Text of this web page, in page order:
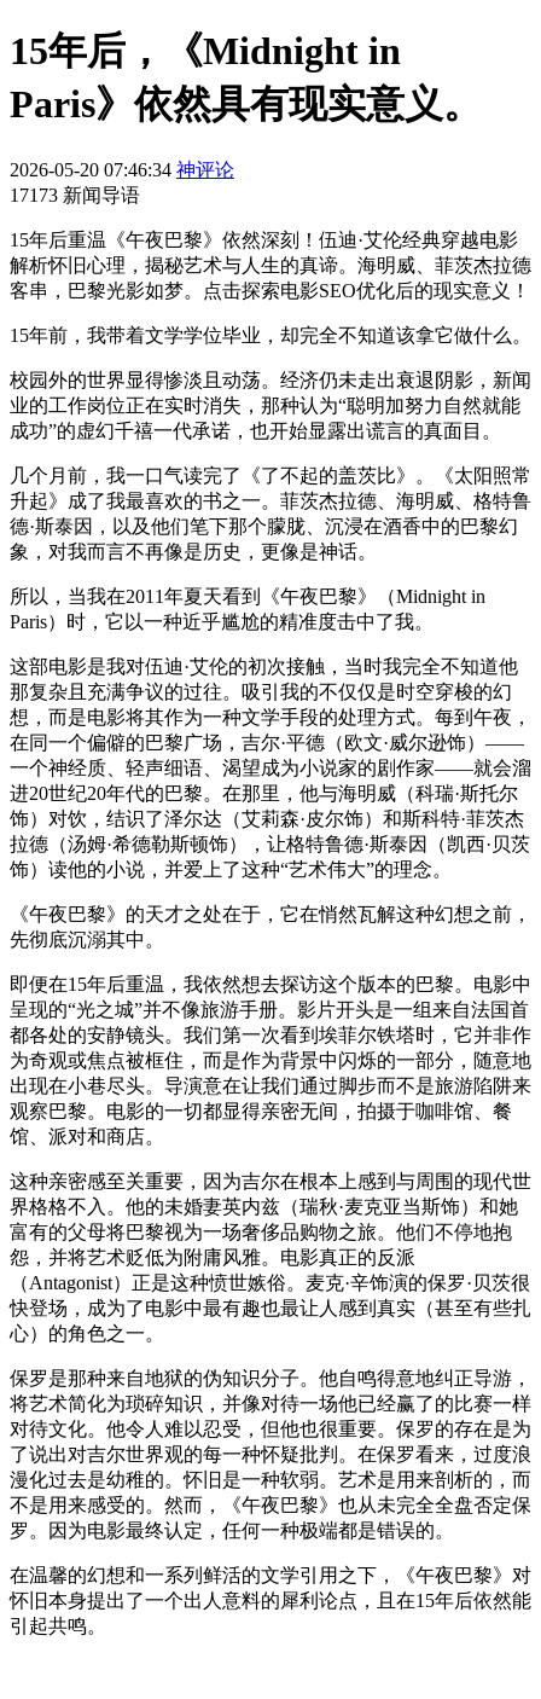
15年后，《Midnight in
Paris》依然具有现实意义。
2026-05-20 07:46:34 神评论
17173 新闻导语
15年后重温《午夜巴黎》依然深刻！伍迪·艾伦经典穿越电影
解析怀旧心理，揭秘艺术与人生的真谛。海明威、菲茨杰拉德
客串，巴黎光影如梦。点击探索电影SEO优化后的现实意义！
15年前，我带着文学学位毕业，却完全不知道该拿它做什么。
校园外的世界显得惨淡且动荡。经济仍未走出衰退阴影，新闻
业的工作岗位正在实时消失，那种认为“聪明加努力自然就能
成功”的虚幻千禧一代承诺，也开始显露出谎言的真面目。
几个月前，我一口气读完了《了不起的盖茨比》。《太阳照常
升起》成了我最喜欢的书之一。菲茨杰拉德、海明威、格特鲁
德·斯泰因，以及他们笔下那个朦胧、沉浸在酒香中的巴黎幻
象，对我而言不再像是历史，更像是神话。
所以，当我在2011年夏天看到《午夜巴黎》（Midnight in
Paris）时，它以一种近乎尴尬的精准度击中了我。
这部电影是我对伍迪·艾伦的初次接触，当时我完全不知道他
那复杂且充满争议的过往。吸引我的不仅仅是时空穿梭的幻
想，而是电影将其作为一种文学手段的处理方式。每到午夜，
在同一个偏僻的巴黎广场，吉尔·平德（欧文·威尔逊饰）——
一个神经质、轻声细语、渴望成为小说家的剧作家——就会溜
进20世纪20年代的巴黎。在那里，他与海明威（科瑞·斯托尔
饰）对饮，结识了泽尔达（艾莉森·皮尔饰）和斯科特·菲茨杰
拉德（汤姆·希德勒斯顿饰），让格特鲁德·斯泰因（凯西·贝茨
饰）读他的小说，并爱上了这种“艺术伟大”的理念。
《午夜巴黎》的天才之处在于，它在悄然瓦解这种幻想之前，
先彻底沉溺其中。
即便在15年后重温，我依然想去探访这个版本的巴黎。电影中
呈现的“光之城”并不像旅游手册。影片开头是一组来自法国首
都各处的安静镜头。我们第一次看到埃菲尔铁塔时，它并非作
为奇观或焦点被框住，而是作为背景中闪烁的一部分，随意地
出现在小巷尽头。导演意在让我们通过脚步而不是旅游陷阱来
观察巴黎。电影的一切都显得亲密无间，拍摄于咖啡馆、餐
馆、派对和商店。
这种亲密感至关重要，因为吉尔在根本上感到与周围的现代世
界格格不入。他的未婚妻英内兹（瑞秋·麦克亚当斯饰）和她
富有的父母将巴黎视为一场奢侈品购物之旅。他们不停地抱
怨，并将艺术贬低为附庸风雅。电影真正的反派
（Antagonist）正是这种愤世嫉俗。麦克·辛饰演的保罗·贝茨很
快登场，成为了电影中最有趣也最让人感到真实（甚至有些扎
心）的角色之一。
保罗是那种来自地狱的伪知识分子。他自鸣得意地纠正导游，
将艺术简化为琐碎知识，并像对待一场他已经赢了的比赛一样
对待文化。他令人难以忍受，但他也很重要。保罗的存在是为
了说出对吉尔世界观的每一种怀疑批判。在保罗看来，过度浪
漫化过去是幼稚的。怀旧是一种软弱。艺术是用来剖析的，而
不是用来感受的。然而，《午夜巴黎》也从未完全全盘否定保
罗。因为电影最终认定，任何一种极端都是错误的。
在温馨的幻想和一系列鲜活的文学引用之下，《午夜巴黎》对
怀旧本身提出了一个出人意料的犀利论点，且在15年后依然能
引起共鸣。